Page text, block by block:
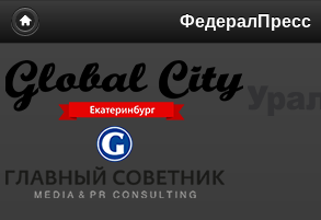
ФедералПресс